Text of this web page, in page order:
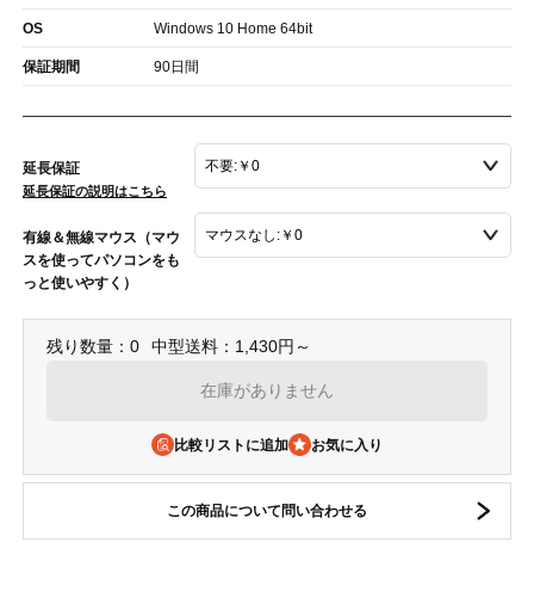
OS Windows 10 Home 64bit
保証期間 90日間
延長保証
延長保証の説明はこちら
有線＆無線マウス（マウ
スを使ってパソコンをも
っと使いやすく）
残り数量：0 中型送料：1,430円～
在庫がありません
比較リストに追加
この商品について問い合わせる